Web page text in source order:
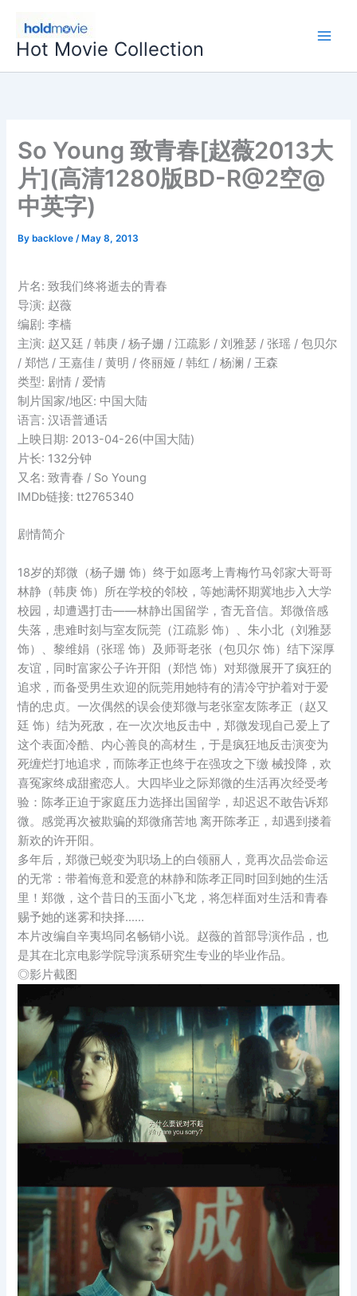
content
Hot Movie Collection
So Young 致青春[赵薇2013大
片](高清1280版BD-R@2空@
中英字)
By backlove/ May 8, 2013
片名: 致我们终将逝去的青春
导演: 赵薇
编剧: 李樯
主演: 赵又廷 / 韩庚 / 杨子姗 / 江疏影 / 刘雅瑟 / 张瑶 / 包贝尔
/ 郑恺 / 王嘉佳 / 黄明 / 佟丽娅 / 韩红 / 杨澜 / 王森
类型: 剧情 / 爱情
制片国家/地区: 中国大陆
语言: 汉语普通话
上映日期: 2013-04-26(中国大陆)
片长: 132分钟
又名: 致青春 / So Young
IMDb链接: tt2765340
剧情简介
18岁的郑微（杨子姗 饰）终于如愿考上青梅竹马邻家大哥哥
林静（韩庚 饰）所在学校的邻校，等她满怀期冀地步入大学
校园，却遭遇打击——林静出国留学，杳无音信。郑微倍感
失落，患难时刻与室友阮莞（江疏影 饰）、朱小北（刘雅瑟
饰）、黎维娟（张瑶 饰）及师哥老张（包贝尔 饰）结下深厚
友谊，同时富家公子许开阳（郑恺 饰）对郑微展开了疯狂的
追求，而备受男生欢迎的阮莞用她特有的清冷守护着对于爱
情的忠贞。一次偶然的误会使郑微与老张室友陈孝正（赵又
廷 饰）结为死敌，在一次次地反击中，郑微发现自己爱上了
这个表面冷酷、内心善良的高材生，于是疯狂地反击演变为
死缠烂打地追求，而陈孝正也终于在强攻之下缴 械投降，欢
喜冤家终成甜蜜恋人。大四毕业之际郑微的生活再次经受考
验：陈孝正迫于家庭压力选择出国留学，却迟迟不敢告诉郑
微。感觉再次被欺骗的郑微痛苦地 离开陈孝正，却遇到搂着
新欢的许开阳。
多年后，郑微已蜕变为职场上的白领丽人，竟再次品尝命运
的无常：带着悔意和爱意的林静和陈孝正同时回到她的生活
里！郑微，这个昔日的玉面小飞龙，将怎样面对生活和青春
赐予她的迷雾和抉择……
本片改编自辛夷坞同名畅销小说。赵薇的首部导演作品，也
是其在北京电影学院导演系研究生专业的毕业作品。
◎影片截图